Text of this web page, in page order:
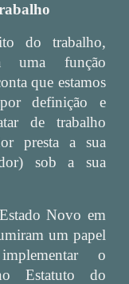
do trabalho,
uma função
que estamos
definição e
de trabalho
presta a sua
sob a sua
Novo em
um papel
o
Estatuto do